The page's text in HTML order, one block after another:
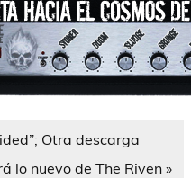
Otra descarga
lo nuevo de The Riven »